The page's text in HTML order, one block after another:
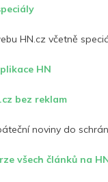
HN.cz včetně
HN
bez reklam
noviny do
všech článků na